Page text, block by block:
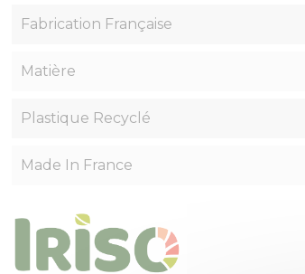
Fabrication Française
Matière
Plastique Recyclé
Made In France